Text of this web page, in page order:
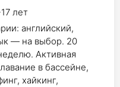
лет
английский,
— на выбор. 20
Активная
в бассейне,
хайкинг,